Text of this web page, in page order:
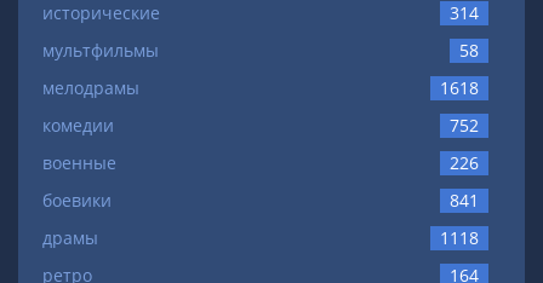
исторические
314
мультфильмы
58
мелодрамы
1618
комедии
752
военные
226
боевики
841
драмы
1118
ретро
164